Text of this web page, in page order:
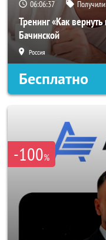
06:06:34
Тренинг «Как вернуть
Бачинской
Россия
Бесплатно
-100%